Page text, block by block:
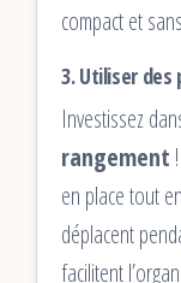
compact et
3. Utiliser
Investissez
rangement
en place tout
déplacent
facilitent